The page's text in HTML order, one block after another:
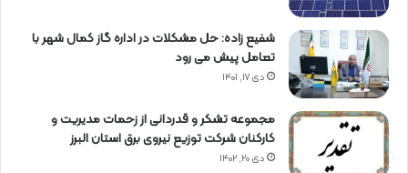
شفیع زاده: حل مشکلات در اداره گاز کمال شهر با
تعامل پیش می رود
دی ۱۷, ۱۴۰۱
مجموعه تشکر و قدردانی از زحمات مدیریت و
کارکنان شرکت توزیع نیروی برق استان البرز
دی ۲۰, ۱۴۰۲